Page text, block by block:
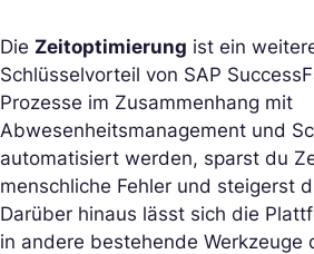
Die Zeitoptimierung ist ein
Schlüsselvorteil von SAP
Prozesse im Zusammenhang mit
Abwesenheitsmanagement und
automatisiert werden, sparst du
menschliche Fehler und steigerst
Darüber hinaus lässt sich die
in andere bestehende Werkzeuge